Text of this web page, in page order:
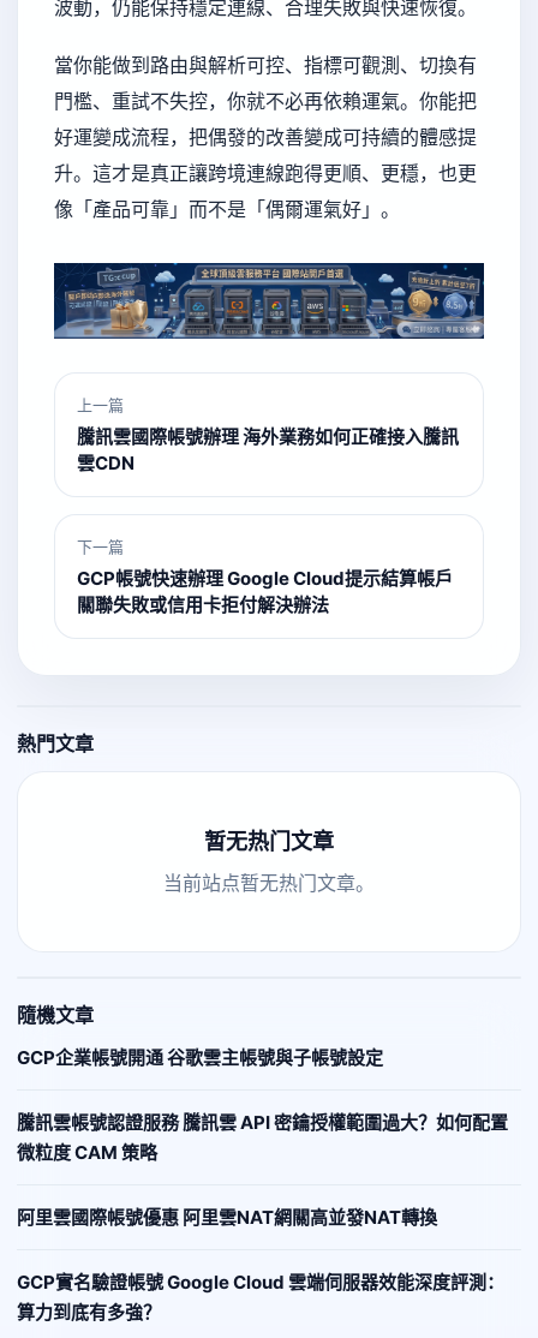
波動，仍能保持穩定連線、合理失敗與快速恢復。
當你能做到路由與解析可控、指標可觀測、切換有
門檻、重試不失控，你就不必再依賴運氣。你能把
好運變成流程，把偶發的改善變成可持續的體感提
升。這才是真正讓跨境連線跑得更順、更穩，也更
像「產品可靠」而不是「偶爾運氣好」。
上一篇
騰訊雲國際帳號辦理 海外業務如何正確接入騰訊
雲CDN
下一篇
GCP帳號快速辦理 Google Cloud提示結算帳戶
關聯失敗或信用卡拒付解決辦法
熱門文章
暂无热门文章
当前站点暂无热门文章。
隨機文章
GCP企業帳號開通 谷歌雲主帳號與子帳號設定
騰訊雲帳號認證服務 騰訊雲 API 密鑰授權範圍過大？如何配置
微粒度 CAM 策略
阿里雲國際帳號優惠 阿里雲NAT網關高並發NAT轉換
GCP實名驗證帳號 Google Cloud 雲端伺服器效能深度評測：
算力到底有多強？